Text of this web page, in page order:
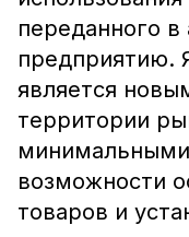
переданного
предприятию.
является
территории
возможности
товаров и